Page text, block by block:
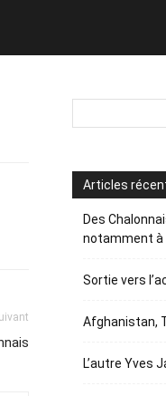
Articles
Des
notamment à
Sortie vers
Afghanistan,
L’autre Yves